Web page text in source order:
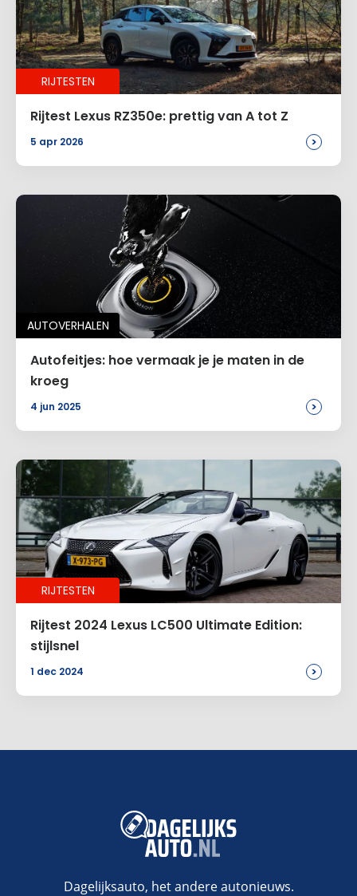
Voeg een reactie toe
Alternative:
RIJTESTEN
Rijtest Lexus RZ350e: prettig van A tot Z
5 apr 2026 >
AUTOVERHALEN
Autofeitjes: hoe vermaak je je maten in de
kroeg
4 jun 2025 >
RIJTESTEN
Rijtest 2024 Lexus LC500 Ultimate Edition:
stijlsnel
1 dec 2024 >
Dagelijksauto, het andere autonieuws.